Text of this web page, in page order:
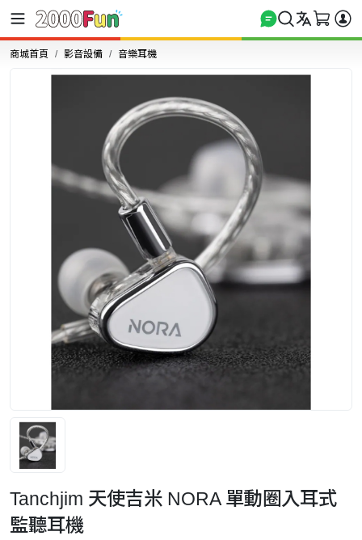
商城首頁 影音設備 音樂耳機
Tanchjim 天使吉米 NORA 單動圈入耳式
監聽耳機